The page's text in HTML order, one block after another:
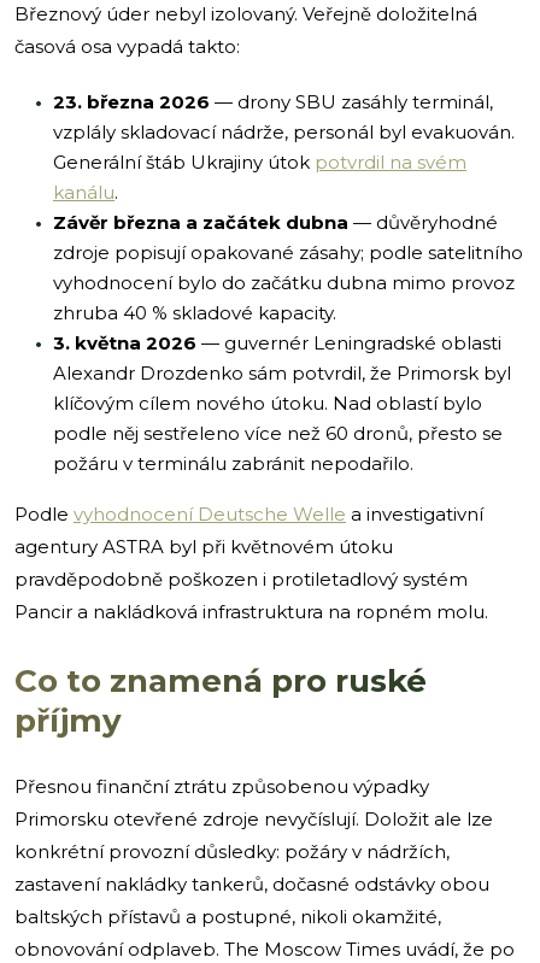
Březnový úder nebyl izolovaný. Veřejně doložitelná
časová osa vypadá takto:
23. března 2026 — drony SBU zasáhly terminál,
vzplály skladovací nádrže, personál byl evakuován.
Generální štáb Ukrajiny útok potvrdil na svém
kanálu.
Závěr března a začátek dubna — důvěryhodné
zdroje popisují opakované zásahy; podle satelitního
vyhodnocení bylo do začátku dubna mimo provoz
zhruba 40 % skladové kapacity.
3. května 2026 — guvernér Leningradské oblasti
Alexandr Drozdenko sám potvrdil, že Primorsk byl
klíčovým cílem nového útoku. Nad oblastí bylo
podle něj sestřeleno více než 60 dronů, přesto se
požáru v terminálu zabránit nepodařilo.
Podle vyhodnocení Deutsche Welle a investigativní
agentury ASTRA byl při květnovém útoku
pravděpodobně poškozen i protiletadlový systém
Pancir a nakládková infrastruktura na ropném molu.
Co to znamená pro ruské
příjmy
Přesnou finanční ztrátu způsobenou výpadky
Primorsku otevřené zdroje nevyčíslují. Doložit ale lze
konkrétní provozní důsledky: požáry v nádržích,
zastavení nakládky tankerů, dočasné odstávky obou
baltských přístavů a postupné, nikoli okamžité,
obnovování odplaveb. The Moscow Times uvádí, že po